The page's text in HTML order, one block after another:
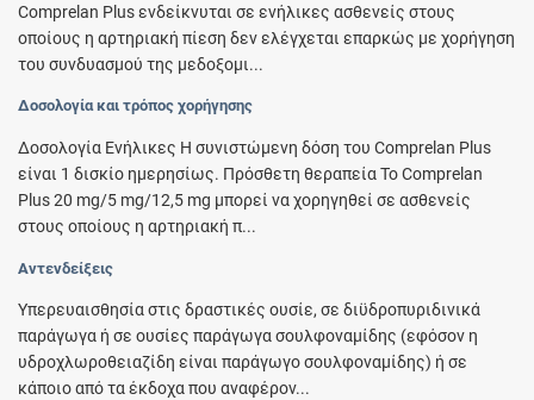
Comprelan Plus ενδείκνυται σε ενήλικες ασθενείς στους
οποίους η αρτηριακή πίεση δεν ελέγχεται επαρκώς µε χορήγηση
του συνδυασµού της μεδοξομι...
Δοσολογία και τρόπος χορήγησης
Δοσολογία Ενήλικες Η συνιστώμενη δόση του Comprelan Plus
είναι 1 δισκίο ημερησίως. Πρόσθετη θεραπεία Το Comprelan
Plus 20 mg/5 mg/12,5 mg µπορεί να χορηγηθεί σε ασθενείς
στους οποίους η αρτηριακή π...
Αντενδείξεις
Υπερευαισθησία στις δραστικές ουσίε, σε διϋδροπυριδινικά
παράγωγα ή σε ουσίες παράγωγα σουλφοναμίδης (εφόσον η
υδροχλωροθειαζίδη είναι παράγωγο σουλφοναμίδης) ή σε
κάποιο από τα έκδοχα που αναφέρον...